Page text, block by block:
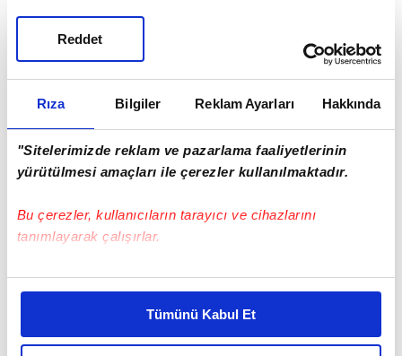
Rıza Bilgiler Reklam Ayarları Hakkında
"Sitelerimizde reklam ve pazarlama faaliyetlerinin
yürütülmesi amaçları ile çerezler kullanılmaktadır.
Bu çerezler, kullanıcıların tarayıcı ve cihazlarını
tanımlayarak çalışırlar.
Bu çerezlere izin vermeniz halinde sizlere özel
daha iyi reklam deneyimi yaşatabiliriz. Bunu yaparken
amacımızın size daha iyi bir reklam deneyimi sunmak
Tümünü Kabul Et
Reddet